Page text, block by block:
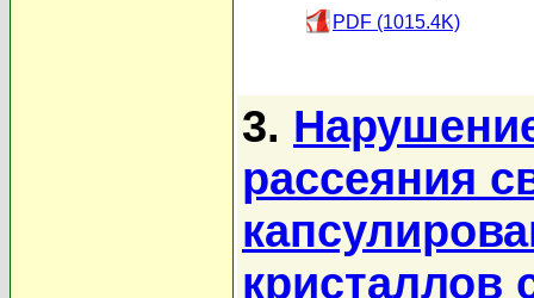
PDF (1015.4K)
3.
рассеяния
кристаллов